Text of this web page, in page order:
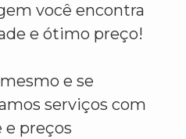
você encontra
e ótimo preço!
e se
serviços com
e preços